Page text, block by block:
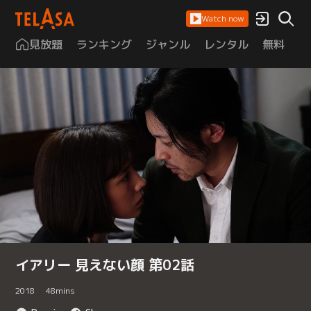
Watch now
見放題 ランキング ジャンル レンタル 無料
イアリー 見えない顔 第02話
2018 48mins